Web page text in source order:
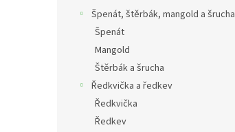
Špenát, štěrbák, mangold a šrucha
Špenát
Mangold
Štěrbák a šrucha
Ředkvička a ředkev
Ředkvička
Ředkev